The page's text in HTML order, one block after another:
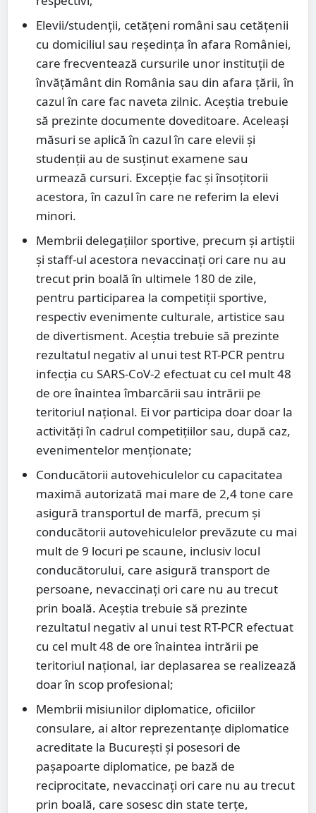
Elevii/studenții, cetățeni români sau cetățenii
cu domiciliul sau reședința în afara României,
care frecventează cursurile unor instituții de
învățământ din România sau din afara țării, în
cazul în care fac naveta zilnic. Aceștia trebuie
să prezinte documente doveditoare. Aceleași
măsuri se aplică în cazul în care elevii și
studenții au de susținut examene sau
urmează cursuri. Excepție fac și însoțitorii
acestora, în cazul în care ne referim la elevi
minori.
Membrii delegațiilor sportive, precum și artiștii
și staff-ul acestora nevaccinați ori care nu au
trecut prin boală în ultimele 180 de zile,
pentru participarea la competiții sportive,
respectiv evenimente culturale, artistice sau
de divertisment. Aceștia trebuie să prezinte
rezultatul negativ al unui test RT-PCR pentru
infecția cu SARS-CoV-2 efectuat cu cel mult 48
de ore înaintea îmbarcării sau intrării pe
teritoriul național. Ei vor participa doar doar la
activități în cadrul competițiilor sau, după caz,
evenimentelor menționate;
Conducătorii autovehiculelor cu capacitatea
maximă autorizată mai mare de 2,4 tone care
asigură transportul de marfă, precum și
conducătorii autovehiculelor prevăzute cu mai
mult de 9 locuri pe scaune, inclusiv locul
conducătorului, care asigură transport de
persoane, nevaccinați ori care nu au trecut
prin boală. Aceștia trebuie să prezinte
rezultatul negativ al unui test RT-PCR efectuat
cu cel mult 48 de ore înaintea intrării pe
teritoriul național, iar deplasarea se realizează
doar în scop profesional;
Membrii misiunilor diplomatice, oficiilor
consulare, ai altor reprezentanțe diplomatice
acreditate la București și posesori de
pașapoarte diplomatice, pe bază de
reciprocitate, nevaccinați ori care nu au trecut
prin boală, care sosesc din state terțe,